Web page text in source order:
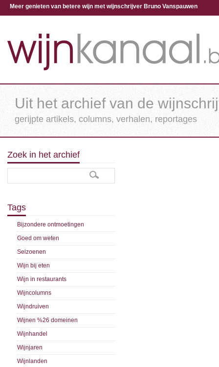
Meer genieten van betere wijn met wijnschrijver Bruno Vanspauwen
Uit het archief van de
gerijpte artikels, columns, verhalen, reportages
Zoek in het archief
Tags
Bijzondere ontmoetingen
Goed om weten
Seizoenen
Wijn bij eten
Wijn in restaurants
Wijncolumns
Wijndruiven
Wijnen %26 domeinen
Wijnhandel
Wijnjaren
Wijnlanden